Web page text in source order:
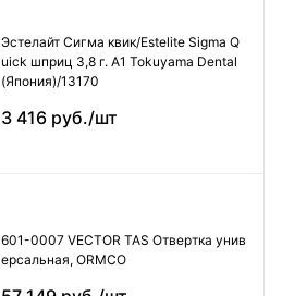
Эстелайт Сигма квик/Estelite Sigma Q
uick шприц 3,8 г. А1 Tokuyama Dental
(Япония)/13170
3 416 руб./шт
601-0007 VECTOR TAS Отвертка унив
ерсальная, ORMCO